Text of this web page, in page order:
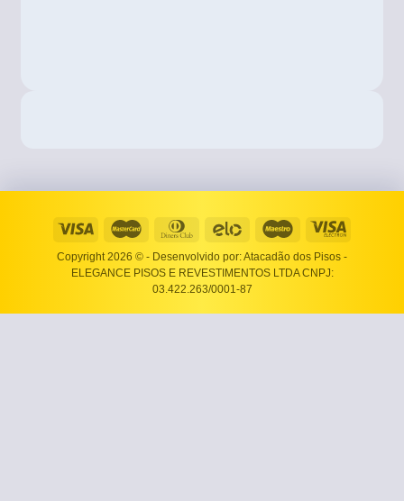
Copyright 2026 © - Desenvolvido por: Atacadão dos Pisos -
ELEGANCE PISOS E REVESTIMENTOS LTDA CNPJ:
03.422.263/0001-87